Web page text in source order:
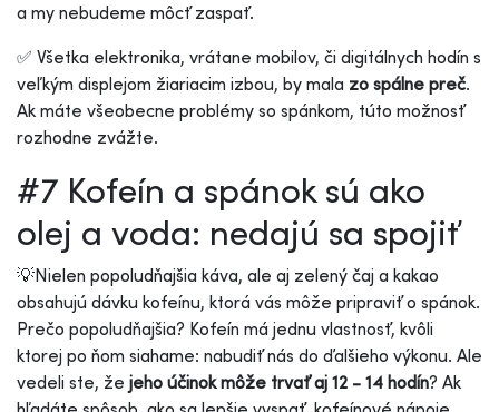
a my nebudeme môcť zaspať.
✅ Všetka elektronika, vrátane mobilov, či digitálnych hodín s
veľkým displejom žiariacim izbou, by mala zo spálne preč.
Ak máte všeobecne problémy so spánkom, túto možnosť
rozhodne zvážte.
#7 Kofeín a spánok sú ako
olej a voda: nedajú sa spojiť
💡Nielen popoludňajšia káva, ale aj zelený čaj a kakao
obsahujú dávku kofeínu, ktorá vás môže pripraviť o spánok.
Prečo popoludňajšia? Kofeín má jednu vlastnosť, kvôli
ktorej po ňom siahame: nabudiť nás do ďalšieho výkonu. Ale
vedeli ste, že jeho účinok môže trvať aj 12 - 14 hodín? Ak